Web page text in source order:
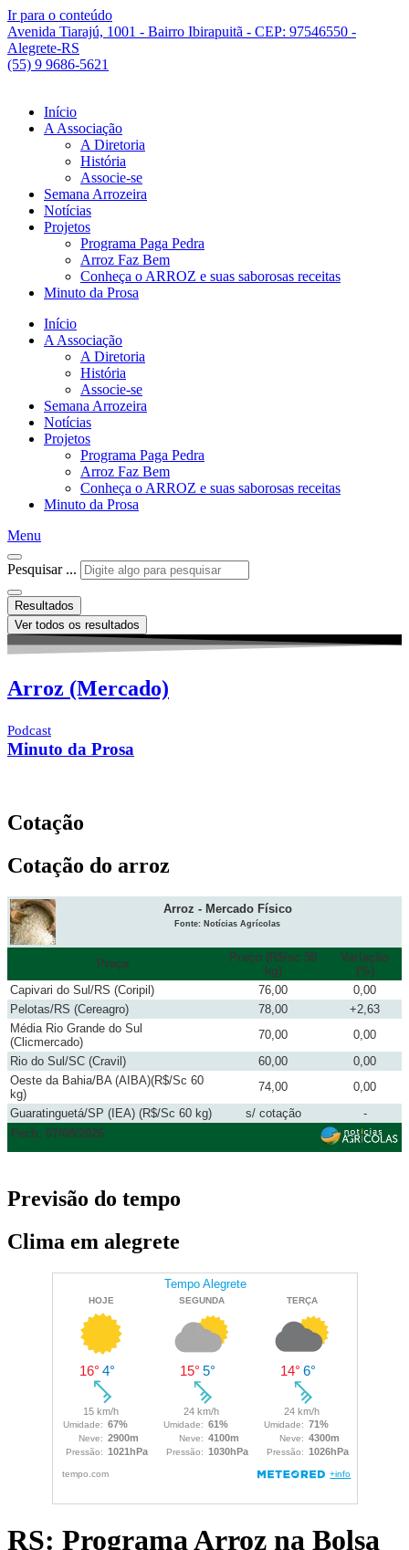
Ir para o conteúdo
Avenida Tiarajú, 1001 - Bairro Ibirapuitã - CEP: 97546550 -
Alegrete-RS
(55) 9 9686-5621
Início
A Associação
A Diretoria
História
Associe-se
Semana Arrozeira
Notícias
Projetos
Programa Paga Pedra
Arroz Faz Bem
Conheça o ARROZ e suas saborosas receitas
Minuto da Prosa
Início
A Associação
A Diretoria
História
Associe-se
Semana Arrozeira
Notícias
Projetos
Programa Paga Pedra
Arroz Faz Bem
Conheça o ARROZ e suas saborosas receitas
Minuto da Prosa
Menu
Pesquisar ...
Resultados
Ver todos os resultados
Arroz (Mercado)
Podcast
Minuto da Prosa
Cotação
Cotação do arroz
Arroz - Mercado Físico
Fonte: Notícias Agrícolas
Praça
Preço (R$/sc 50
kg)
Variação
(%)
Capivari do Sul/RS (Coripil)
76,00
0,00
Pelotas/RS (Cereagro)
78,00
+2,63
Média Rio Grande do Sul
(Clicmercado)
70,00
0,00
Rio do Sul/SC (Cravil)
60,00
0,00
Oeste da Bahia/BA (AIBA)(R$/Sc 60
kg)
74,00
0,00
Guaratinguetá/SP (IEA) (R$/Sc 60 kg)
s/ cotação
-
Fech. 07/08/2026
Previsão do tempo
Clima em alegrete
RS: Programa Arroz na Bolsa